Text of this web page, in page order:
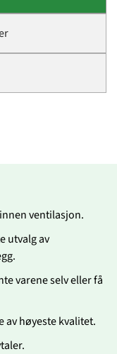
ventilasjon.
utvalg av
varene selv eller få
høyeste kvalitet.